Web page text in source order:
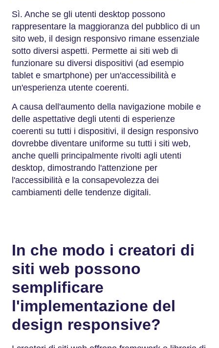
Sì. Anche se gli utenti desktop possono
rappresentare la maggioranza del pubblico di un
sito web, il design responsivo rimane essenziale
sotto diversi aspetti. Permette ai siti web di
funzionare su diversi dispositivi (ad esempio
tablet e smartphone) per un'accessibilità e
un'esperienza utente coerenti.
A causa dell'aumento della navigazione mobile e
delle aspettative degli utenti di esperienze
coerenti su tutti i dispositivi, il design responsivo
dovrebbe diventare uniforme su tutti i siti web,
anche quelli principalmente rivolti agli utenti
desktop, dimostrando l'attenzione per
l'accessibilità e la consapevolezza dei
cambiamenti delle tendenze digitali.
In che modo i creatori di
siti web possono
semplificare
l'implementazione del
design responsive?